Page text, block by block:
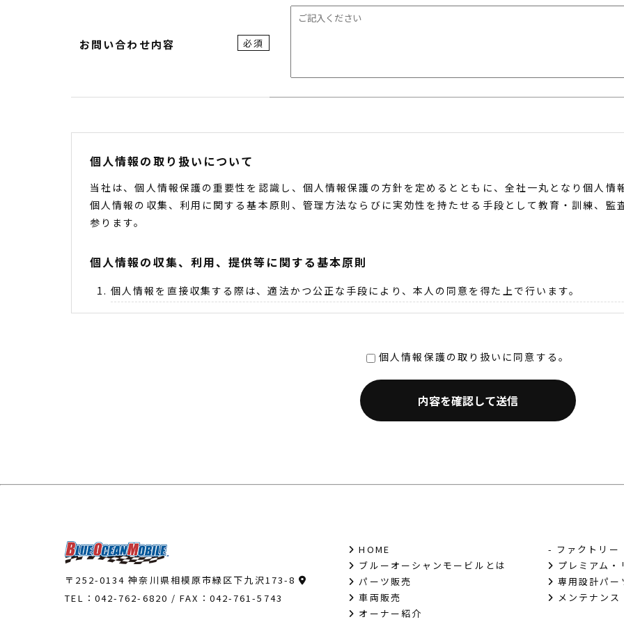
お問い合わせ内容 必須
個人情報の取り扱いについて
当社は、個人情報保護の重要性を認識し、個人情報保護の方針を定めるとともに、全社一丸となり個人情
個人情報の収集、利用に関する基本原則、管理方法ならびに実効性を持たせる手段として教育・訓練、
参ります。
個人情報の収集、利用、提供等に関する基本原則
個人情報を直接収集する際は、適法かつ公正な手段により、本人の同意を得た上で行います。
の責任分担、契約終了時の個人情報の返却および消去等について定め、それに従います。
個人情報は、本人の同意を得た範囲内で利用、提供します。
当社が直接収集または外部から業務を受託する際に入手した個人情報は、正確な状態に保ち、不正ア
集したものであることを確認します。
法令及びその他の規範について
当社は、個人情報の保護に関係する日本の法令及びその他の規範を遵守し、本方針の継続的改善に努めま
個人情報保護の取り扱いに同意する。
内容を確認して送信
〒252-0134 神奈川県相模原市緑区下九沢173-8
TEL：042-762-6820 / FAX：042-761-5743
HOME
ブルーオーシャンモービルとは
パーツ販売
車両販売
オーナー紹介
- ファクトリー
プレミアム
専用設計パー
メンテナン